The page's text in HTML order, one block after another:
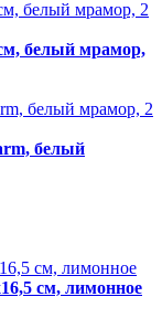
белый мрамор,
белый
см, лимонное